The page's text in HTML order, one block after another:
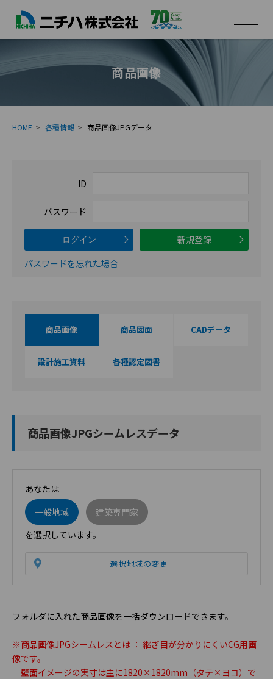
商品画像
HOME 各種情報 商品画像JPGデータ
ID
パスワード
ログイン
新規登録
パスワードを忘れた場合
商品画像 商品図面 CADデータ
設計施工資料 各種認定図書
商品画像JPGシームレスデータ
あなたは
一般地域
建築専門家
を選択しています。
選択地域の変更
フォルダに入れた商品画像を一括ダウンロードできます。
※商品画像JPGシームレスとは ： 継ぎ目が分かりにくいCG用画
像です。
壁面イメージの実寸は主に1820×1820mm（タテ×ヨコ）で